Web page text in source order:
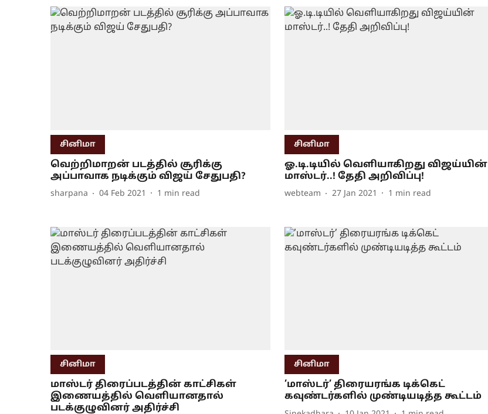
சினிமா
வெற்றிமாறன் படத்தில் சூரிக்கு
அப்பாவாக நடிக்கும் விஜய் சேதுபதி?
sharpana 04 Feb 2021 1 min read
சினிமா
ஓ.டி.டியில் வெளியாகிறது விஜய்யின்
மாஸ்டர்..! தேதி அறிவிப்பு!
webteam 27 Jan 2021 1 min read
சினிமா
மாஸ்டர் திரைப்படத்தின் காட்சிகள்
இணையத்தில் வெளியானதால்
படக்குழுவினர் அதிர்ச்சி
சினிமா
’மாஸ்டர்’ திரையரங்க டிக்கெட்
கவுண்டர்களில் முண்டியடித்த கூட்டம்